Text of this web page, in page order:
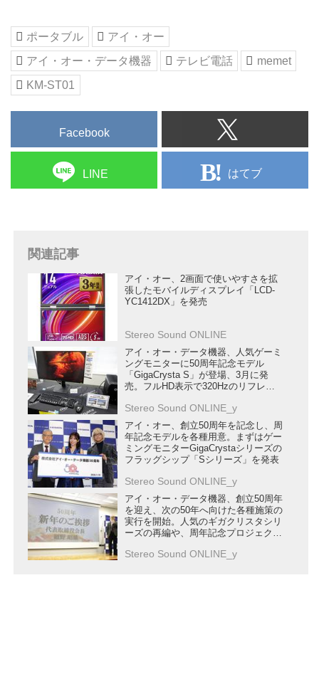
ポータブル
アイ・オー
アイ・オー・データ機器
テレビ電話
memet
KM-ST01
Facebook
LINE はてブ
関連記事
アイ・オー、2画面で使いやすさを拡
張したモバイルディスプレイ「LCD-
YC1412DX」を発売
Stereo Sound ONLINE
アイ・オー・データ機器、人気ゲーミ
ングモニターに50周年記念モデル
「GigaCrysta S」が登場、3月に発
売。フルHD表示で320Hzのリフレッ
Stereo Sound ONLINE_y
アイ・オー、創立50周年を記念し、周
年記念モデルを各種用意。まずはゲー
ミングモニターGigaCrystaシリーズの
フラッグシップ「Sシリーズ」を発表
Stereo Sound ONLINE_y
アイ・オー・データ機器、創立50周年
を迎え、次の50年へ向けた各種施策の
実行を開始。人気のギガクリスタシリ
ーズの再編や、周年記念プロジェクト
Stereo Sound ONLINE_y